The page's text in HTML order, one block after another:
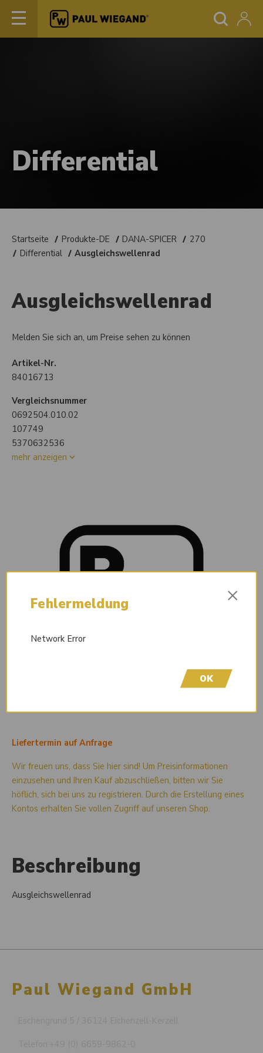
Differential
Startseite Produkte-DE DANA-SPICER
270
Differential
Ausgleichswellenrad
Ausgleichswellenrad
Melden Sie sich an, um Preise sehen zu können
Artikel-Nr.
84016713
Vergleichsnummer
0692504.010.02
107749
5370632536
mehr anzeigen
Liefertermin auf Anfrage
Wir freuen uns, dass Sie hier sind! Um Preisinformationen
einzusehen und Ihren Kauf abzuschließen, bitten wir Sie
höflich, sich bei uns zu registrieren. Durch die Erstellung eines
Kontos erhalten Sie vollen Zugriff auf unseren Shop.
Beschreibung
Ausgleichswellenrad
Paul Wiegand GmbH
Fehlermeldung ×
Network Error
OK